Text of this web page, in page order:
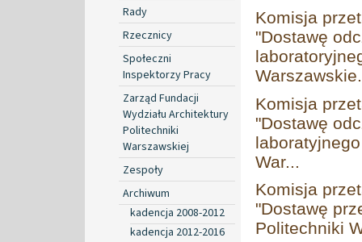
Rady
Rzecznicy
Społeczni
Inspektorzy Pracy
Zarząd Fundacji
Wydziału Architektury
Politechniki
Warszawskiej
Zespoły
Archiwum
kadencja 2008-2012
kadencja 2012-2016
Komisja
"Dostawę
Komisja
"Dostawę
War...
Komisja
"Dostawę
Politechniki